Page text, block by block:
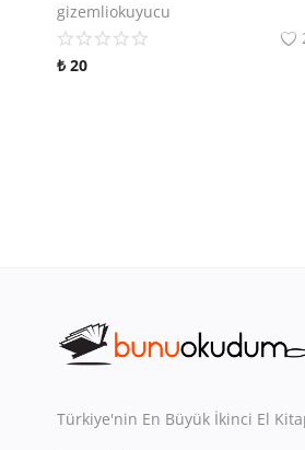
gizemliokuyucu
₺ 20
Türkiye'nin En Büyük İkinci El